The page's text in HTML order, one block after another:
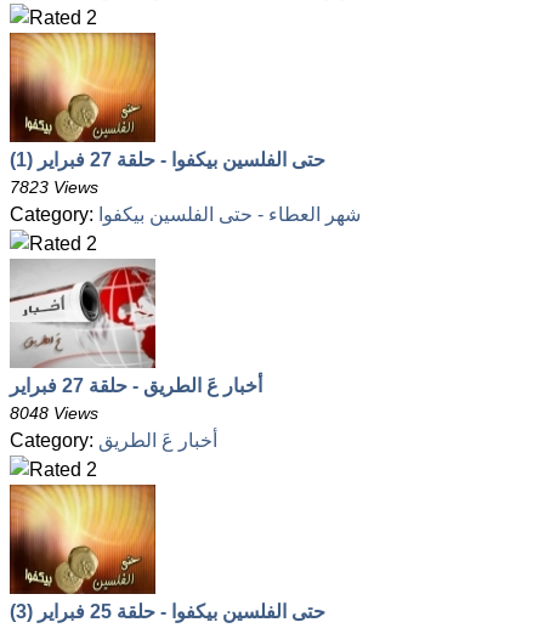
حتى الفلسين بيكفوا - حلقة 27 فبراير (1)
7823 Views
Category: شهر العطاء - حتى الفلسين بيكفوا
أخبار عَ الطريق - حلقة 27 فبراير
8048 Views
Category: أخبار عَ الطريق
حتى الفلسين بيكفوا - حلقة 25 فبراير (3)